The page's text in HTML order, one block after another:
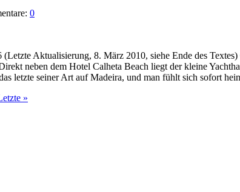
0
Aktualisierung, 8. März 2010, siehe Ende des
neben dem Hotel Calheta Beach liegt der kleine
letzte seiner Art auf Madeira, und man fühlt sich sofort
»